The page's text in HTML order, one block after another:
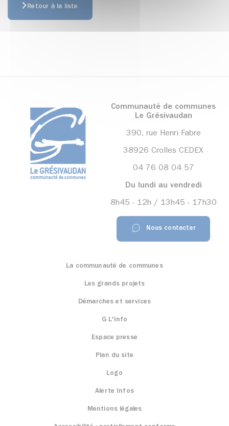
Retour à la liste
Communauté de communes
Le Grésivaudan
390, rue Henri Fabre
38926 Crolles CEDEX
04 76 08 04 57
Du lundi au vendredi
8h45 - 12h / 13h45 - 17h30
Nous contacter
La communauté de communes
Les grands projets
Démarches et services
G L'info
Espace presse
Plan du site
Logo
Alerte Infos
Mentions légales